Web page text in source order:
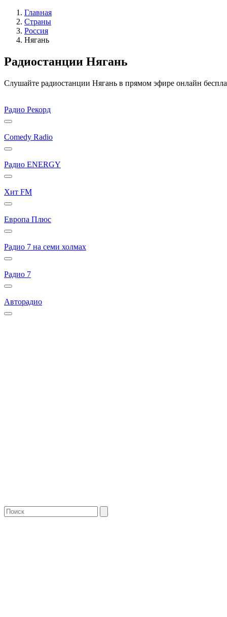
Главная
Страны
Россия
Нягань
Радиостанции Нягань
Слушайте радиостанции Нягань в прямом эфире онлайн
Радио Рекорд
Comedy Radio
Радио ENERGY
Хит FM
Европа Плюс
Радио 7 на семи холмах
Радио 7
Авторадио